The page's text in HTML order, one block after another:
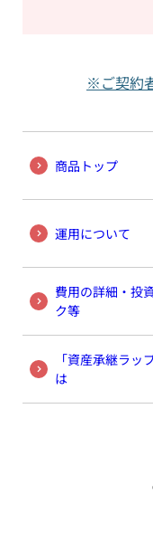
※ご契約
商品トップ
運用について
費用の詳細・投
ク等
「資産承継ラッ
は